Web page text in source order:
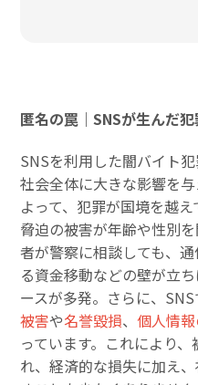
匿名の罠｜SNSが生んだ
SNSを利用した闇バイト
社会全体に大きな影響を与
よって、犯罪が国境を越
脅迫の被害が年齢や性別
者が警察に相談しても、
る資金移動などの壁が立
ースが多発。さらに、SNS
被害や名誉毀損、 個人情
っています。これにより
れ、経済的な損失に加え